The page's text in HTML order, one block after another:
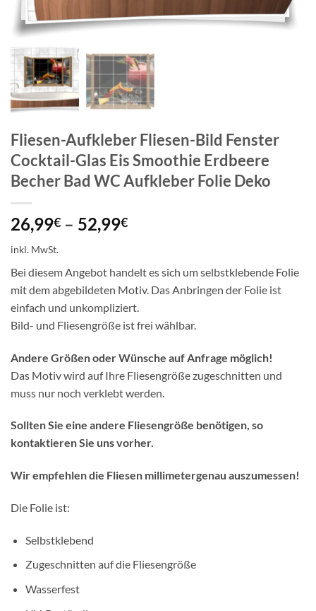
Fliesen-Aufkleber Fliesen-Bild Fenster
Cocktail-Glas Eis Smoothie Erdbeere
Becher Bad WC Aufkleber Folie Deko
26,99€ – 52,99€
inkl. MwSt.
Bei diesem Angebot handelt es sich um selbstklebende Folie
mit dem abgebildeten Motiv. Das Anbringen der Folie ist
einfach und unkompliziert.
Bild- und Fliesengröße ist frei wählbar.
Andere Größen oder Wünsche auf Anfrage möglich!
Das Motiv wird auf Ihre Fliesengröße zugeschnitten und
muss nur noch verklebt werden.
Sollten Sie eine andere Fliesengröße benötigen, so
kontaktieren Sie uns vorher.
Wir empfehlen die Fliesen millimetergenau auszumessen!
Die Folie ist:
Selbstklebend
Zugeschnitten auf die Fliesengröße
Wasserfest